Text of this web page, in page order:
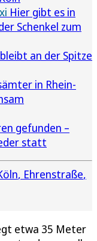
Hier gibt es in
Schenkel zum
an der Spitze
in Rhein-
gefunden –
statt
Ehrenstraße
etwa 35 Meter